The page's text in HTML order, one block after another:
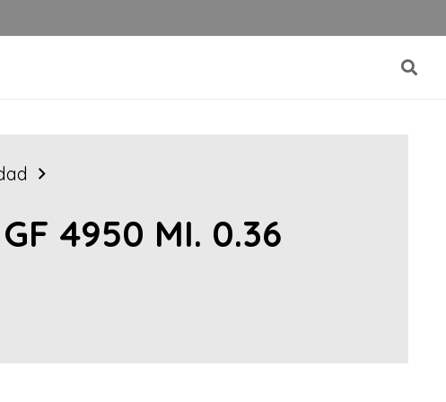
4950 MI. 0.36